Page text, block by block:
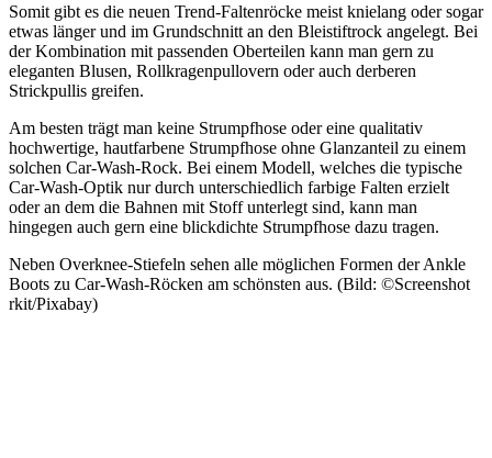
Somit gibt es die neuen Trend-Faltenröcke meist knielang oder sogar
etwas länger und im Grundschnitt an den Bleistiftrock angelegt. Bei
der Kombination mit passenden Oberteilen kann man gern zu
eleganten Blusen, Rollkragenpullovern oder auch derberen
Strickpullis greifen.
Am besten trägt man keine Strumpfhose oder eine qualitativ
hochwertige, hautfarbene Strumpfhose ohne Glanzanteil zu einem
solchen Car-Wash-Rock. Bei einem Modell, welches die typische
Car-Wash-Optik nur durch unterschiedlich farbige Falten erzielt
oder an dem die Bahnen mit Stoff unterlegt sind, kann man
hingegen auch gern eine blickdichte Strumpfhose dazu tragen.
Neben Overknee-Stiefeln sehen alle möglichen Formen der Ankle
Boots zu Car-Wash-Röcken am schönsten aus. (Bild: ©Screenshot
rkit/Pixabay)